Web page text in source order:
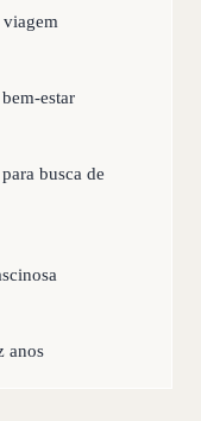
estar
busca de
anos